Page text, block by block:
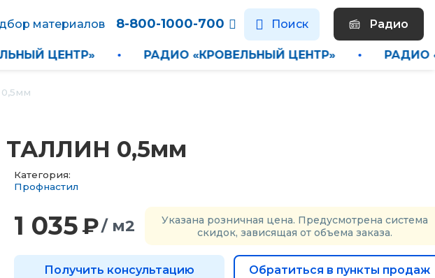
материалов 8-800-1000-700 Поиск Радио
ЦЕНТР» • РАДИО «КРОВЕЛЬНЫЙ ЦЕНТР» •
ТАЛЛИН 0,5мм
Категория:
Профнастил
1 035₽/ м2
Указана розничная цена. Предусмотрена система
скидок, зависящая от объема заказа.
Получить консультацию Обратиться в пункты продаж